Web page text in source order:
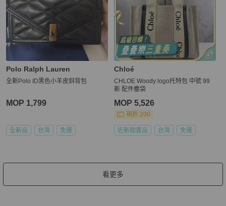
Polo Ralph Lauren
全新Polo ID黑色小羊皮斜背包
MOP 1,799
全新品 台灣 免運
Chloé
CHLOE Woody logo托特包 中號 99
新 配件塵袋
MOP 5,526
現折 200
近新閒置品 台灣 免運
看更多